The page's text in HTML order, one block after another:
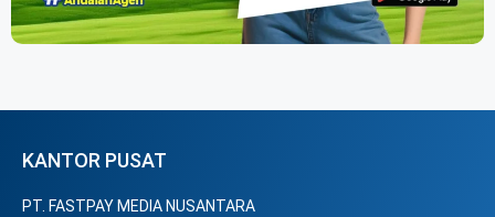
KANTOR PUSAT
PT. FASTPAY MEDIA NUSANTARA